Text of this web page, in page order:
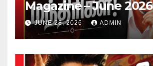
Magazine – June 2026
JUNE 28, 2026 ADMIN